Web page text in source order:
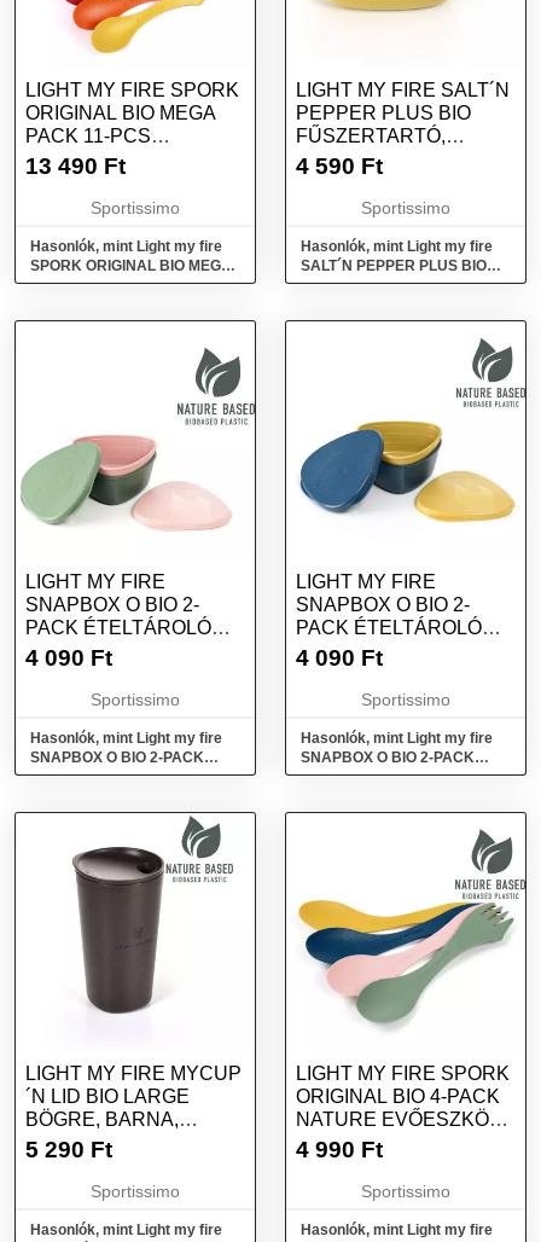
LIGHT MY FIRE SPORK
ORIGINAL BIO MEGA
PACK 11-PCS
EVŐESZKÖZ, MIX,
13 490 Ft
Sportissimo
Hasonlók, mint Light my fire
SPORK ORIGINAL BIO MEGA
PACK 11-PCS Evőeszköz,
LIGHT MY FIRE SALT´N
PEPPER PLUS BIO
FŰSZERTARTÓ,
SÁRGA, MÉRET
4 590 Ft
Sportissimo
Hasonlók, mint Light my fire
SALT´N PEPPER PLUS BIO
Fűszertartó, sárga, méret
LIGHT MY FIRE
SNAPBOX O BIO 2-
PACK ÉTELTÁROLÓ
DOBOZ, RÓZSASZÍN,
4 090 Ft
Sportissimo
Hasonlók, mint Light my fire
SNAPBOX O BIO 2-PACK
Ételtároló doboz, rózsaszín,
LIGHT MY FIRE
SNAPBOX O BIO 2-
PACK ÉTELTÁROLÓ
DOBOZ, KÉK, MÉRET
4 090 Ft
Sportissimo
Hasonlók, mint Light my fire
SNAPBOX O BIO 2-PACK
Ételtároló doboz, kék, méret
LIGHT MY FIRE MYCUP
´N LID BIO LARGE
BÖGRE, BARNA,
MÉRET
5 290 Ft
Sportissimo
Hasonlók, mint Light my fire
LIGHT MY FIRE SPORK
ORIGINAL BIO 4-PACK
NATURE EVŐESZKÖZ,
SÖTÉTZÖLD, MÉRET
4 990 Ft
Sportissimo
Hasonlók, mint Light my fire